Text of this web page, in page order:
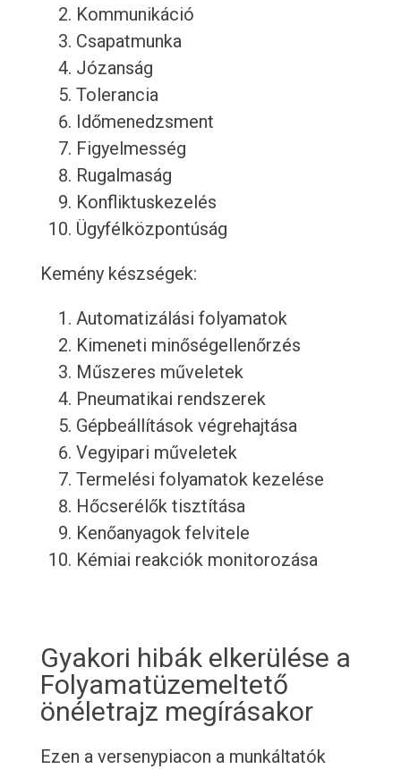
Kommunikáció
Csapatmunka
Józanság
Tolerancia
Időmenedzsment
Figyelmesség
Rugalmaság
Konfliktuskezelés
Ügyfélközpontúság
Kemény készségek:
Automatizálási folyamatok
Kimeneti minőségellenőrzés
Műszeres műveletek
Pneumatikai rendszerek
Gépbeállítások végrehajtása
Vegyipari műveletek
Termelési folyamatok kezelése
Hőcserélők tisztítása
Kenőanyagok felvitele
Kémiai reakciók monitorozása
Gyakori hibák elkerülése a
Folyamatüzemeltető
önéletrajz megírásakor
Ezen a versenypiacon a munkáltatók